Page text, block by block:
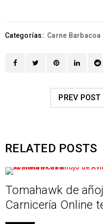
Categorías: Carne Barbacoa
PREV POST
RELATED POSTS
Tomahawk de
Carnicería Online